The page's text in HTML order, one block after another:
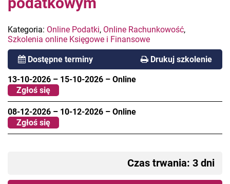
Kategoria: Online Podatki, Online Rachunkowość,
Szkolenia online Księgowe i Finansowe
Dostępne terminy Drukuj szkolenie
13-10-2026 – 15-10-2026 – Online
Zgłoś się
08-12-2026 – 10-12-2026 – Online
Zgłoś się
Czas trwania: 3 dni